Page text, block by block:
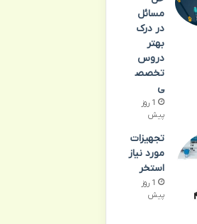
مسائل
در درک
بهتر
دروس
تخصص
ی
1 روز
پیش
تجهیزات
مورد نیاز
استخر
1 روز
پیش